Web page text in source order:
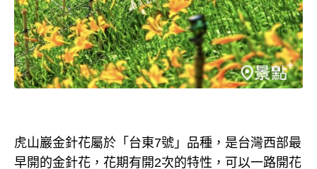
虎山巖金針花屬於「台東7號」品種，是台灣西部最
早開的金針花，花期有開2次的特性，可以一路開花